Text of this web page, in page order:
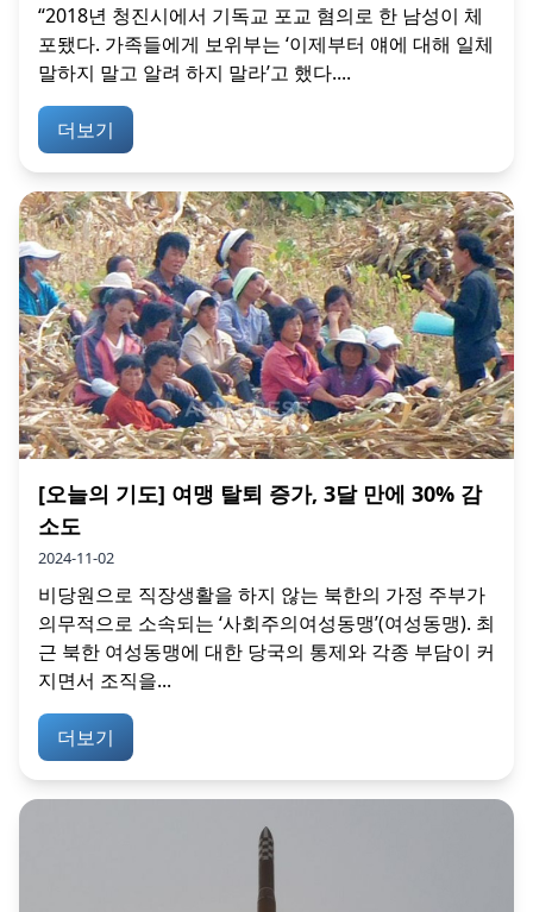
“2018년 청진시에서 기독교 포교 혐의로 한 남성이 체
포됐다. 가족들에게 보위부는 ‘이제부터 얘에 대해 일체
말하지 말고 알려 하지 말라’고 했다....
더보기
[오늘의 기도] 여맹 탈퇴 증가, 3달 만에 30% 감
소도
2024-11-02
비당원으로 직장생활을 하지 않는 북한의 가정 주부가
의무적으로 소속되는 ‘사회주의여성동맹’(여성동맹). 최
근 북한 여성동맹에 대한 당국의 통제와 각종 부담이 커
지면서 조직을...
더보기